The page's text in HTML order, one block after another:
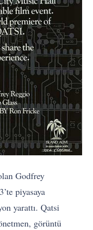
Godfrey
piyasaya
yarattı. Qatsi
görüntü